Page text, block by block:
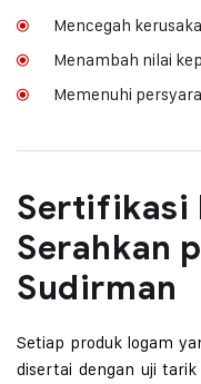
Mencegah
Menambah nilai
Memenuhi
Sertifikasi
Serahkan
Sudirman
Setiap produk logam
disertai dengan uji